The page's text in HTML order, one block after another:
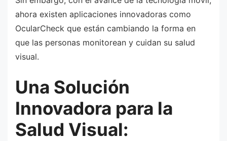
ahora existen aplicaciones innovadoras como
OcularCheck que están cambiando la forma en
que las personas monitorean y cuidan su salud
visual.
Una Solución
Innovadora para la
Salud Visual: